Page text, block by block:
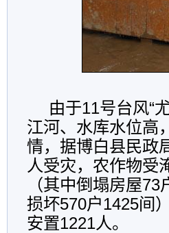
由于11号台风“
江河、水库水位高
情，据博白县民政
人受灾，农作物受
（其中倒塌房屋
损坏570户1425间
安置1221人。